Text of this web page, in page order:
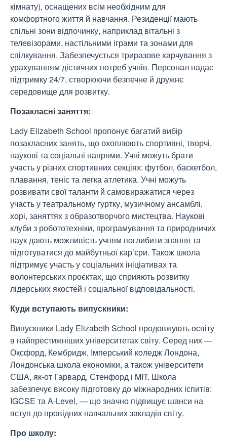
кімнату), оснащених всім необхідним для
комфортного життя й навчання. Резиденції мають
спільні зони відпочинку, наприклад вітальні з
телевізорами, настільними іграми та зонами для
спілкування. Забезпечується триразове харчування з
урахуванням дієтичних потреб учнів. Персонал надає
підтримку 24/7, створюючи безпечне й дружнє
середовище для розвитку.
Позакласні заняття:
Lady Elizabeth School пропонує багатий вибір
позакласних занять, що охоплюють спортивні, творчі,
наукові та соціальні напрями. Учні можуть брати
участь у різних спортивних секціях: футбол, баскетбол,
плавання, теніс та легка атлетика. Учні можуть
розвивати свої таланти й самовиражатися через
участь у театральному гуртку, музичному ансамблі,
хорі, заняттях з образотворчого мистецтва. Наукові
клуби з робототехніки, програмування та природничих
наук дають можливість учням поглибити знання та
підготуватися до майбутньої кар’єри. Також школа
підтримує участь у соціальних ініціативах та
волонтерських проєктах, що сприяють розвитку
лідерських якостей і соціальної відповідальності.
Куди вступають випускники:
Випускники Lady Elizabeth School продовжують освіту
в найпрестижніших університетах світу. Серед них —
Оксфорд, Кембридж, Імперський коледж Лондона,
Лондонська школа економіки, а також університети
США, як-от Гарвард, Стенфорд і MIT. Школа
забезпечує високу підготовку до міжнародних іспитів:
IGCSE та A-Level, — що значно підвищує шанси на
вступ до провідних навчальних закладів світу.
Про школу: